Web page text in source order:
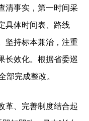
清事实，第一时间采
具体时间表、路线
坚持标本兼治，注重
长效化。根据省委巡
部完成整改。
、完善制度结合起